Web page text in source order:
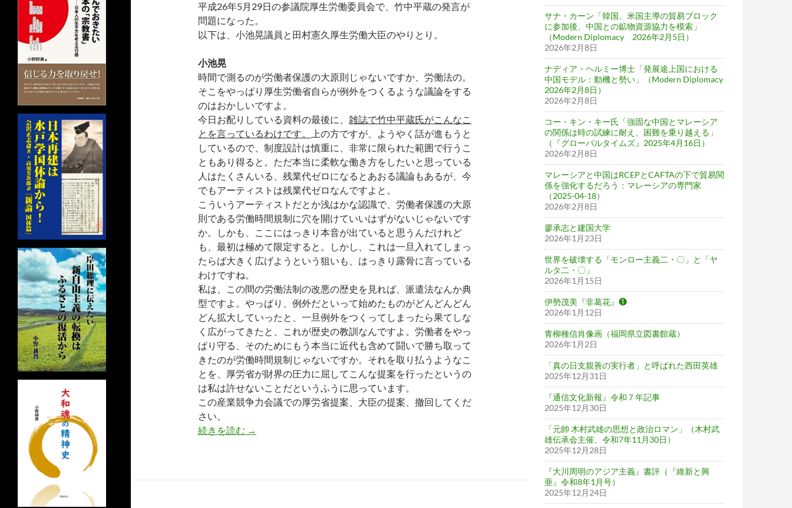
平成26年5月29日の参議院厚生労働委員会で、竹中平蔵の発言が
問題になった。
以下は、小池晃議員と田村憲久厚生労働大臣のやりとり。
小池晃
時間で測るのが労働者保護の大原則じゃないですか、労働法の。
そこをやっぱり厚生労働省自らが例外をつくるような議論をする
のはおかしいですよ。
今日お配りしている資料の最後に、 雑誌で竹中平蔵氏がこんなこ
とを言っているわけです。
上の方ですが、ようやく話が進もうと
しているので、制度設計は慎重に、非常に限られた範囲で行うこ
ともあり得ると。ただ本当に柔軟な働き方をしたいと思っている
人はたくさんいる、残業代ゼロになるとあおる議論もあるが、今
でもアーティストは残業代ゼロなんですよと。
こういうアーティストだとか浅はかな認識で、労働者保護の大原
則である労働時間規制に穴を開けていいはずがないじゃないです
か。しかも、ここにはっきり本音が出ていると思うんだけれど
も、最初は極めて限定すると。しかし、これは一旦入れてしまっ
たらば大きく広げようという狙いも、はっきり露骨に言っている
わけですね。
私は、この間の労働法制の改悪の歴史を見れば、派遣法なんか典
型ですよ。やっぱり、例外だといって始めたものがどんどんどん
どん拡大していったと、一旦例外をつくってしまったら果てしな
く広がってきたと、これが歴史の教訓なんですよ。労働者をやっ
ぱり守る、そのためにもう本当に近代も含めて闘いで勝ち取って
きたのが労働時間規制じゃないですか。それを取り払うようなこ
とを、厚労省が財界の圧力に屈してこんな提案を行ったというの
は私は許せないことだというふうに思っています。
この産業競争力会議での厚労省提案、大臣の提案、撤回してくだ
さい。
続きを読む 国会で問題になった竹中平蔵①
→
サナ・カーン「韓国、米国主導の貿易ブロック
に参加後、中国との鉱物資源協力を模索」
（Modern Diplomacy 2026年2月5日）
2026年2月8日
ナディア・ヘルミー博士「発展途上国における
中国モデル：動機と勢い」（Modern Diplomacy
2026年2月8日）
2026年2月8日
コー・キン・キー氏「強固な中国とマレーシア
の関係は時の試練に耐え、困難を乗り越える」
（『グローバルタイムズ』2025年4月16日）
2026年2月8日
マレーシアと中国はRCEPとCAFTAの下で貿易関
係を強化するだろう：マレーシアの専門家
（2025-04-18）
2026年2月8日
廖承志と建国大学
2026年1月23日
世界を破壊する「モンロー主義二・〇」と「ヤ
ルタ二・〇」
2026年1月15日
伊勢茂美『非葛花』❶
2026年1月12日
青柳種信肖像画（福岡県立図書館蔵）
2026年1月2日
「真の日支親善の実行者」と呼ばれた西田英雄
2025年12月31日
『通信文化新報』令和７年記事
2025年12月30日
「元帥 木村武雄の思想と政治ロマン」（木村武
雄伝承会主催、令和7年11月30日）
2025年12月28日
『大川周明のアジア主義』書評（『維新と興
亜』令和8年1月号）
2025年12月24日